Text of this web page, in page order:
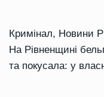
Кримінал, Новини
На Рівненщині
та покусала: у